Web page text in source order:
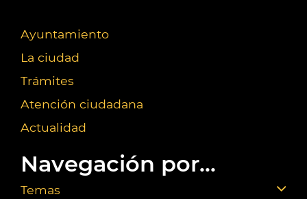
Ayuntamiento
La ciudad
Trámites
Atención ciudadana
Actualidad
Navegación por...
Temas